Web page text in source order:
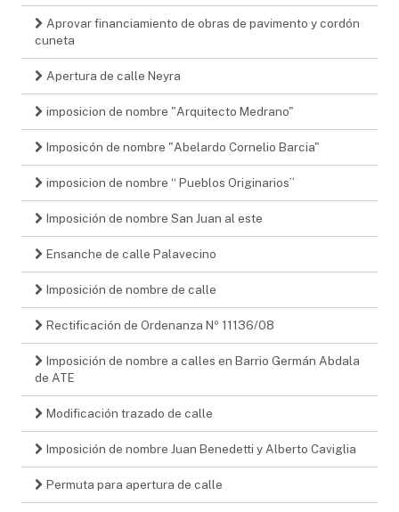
Aprovar financiamiento de obras de pavimento y cordón
cuneta
Apertura de calle Neyra
imposicion de nombre "Arquitecto Medrano"
Imposicón de nombre "Abelardo Cornelio Barcia"
imposicion de nombre “ Pueblos Originarios”
Imposición de nombre San Juan al este
Ensanche de calle Palavecino
Imposición de nombre de calle
Rectificación de Ordenanza Nº 11136/08
Imposición de nombre a calles en Barrio Germán Abdala
de ATE
Modificación trazado de calle
Imposición de nombre Juan Benedetti y Alberto Caviglia
Permuta para apertura de calle